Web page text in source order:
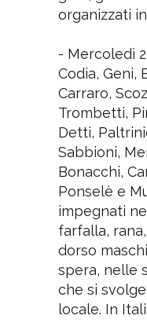
organizzati
- Mercoledì
Codia, Geni,
Carraro,
Trombetti,
Detti,
Sabbioni,
Bonacchi,
Ponselè e
impegnati
farfalla,
dorso
spera, nelle
che si
locale. In